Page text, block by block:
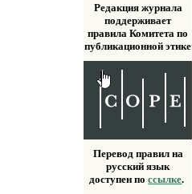
Редакция журнала
поддерживает
правила Комитета по
публикационной этике
Перевод правил на
русский язык
доступен поссылке.